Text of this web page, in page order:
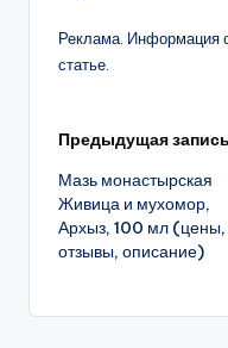
Реклама. Информация
статье.
Навигация
записи
Предыдущая запись
Мазь монастырская
Живица и мухомор,
Архыз, 100 мл (цены,
отзывы, описание)